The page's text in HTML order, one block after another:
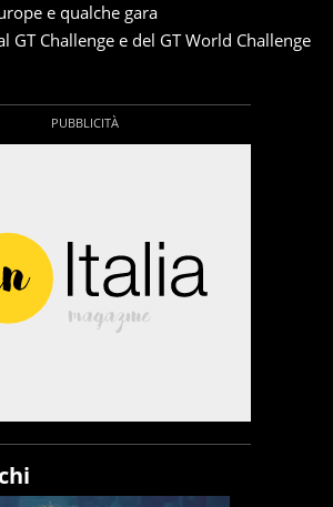
e qualche gara
GT Challenge e del GT World Challenge